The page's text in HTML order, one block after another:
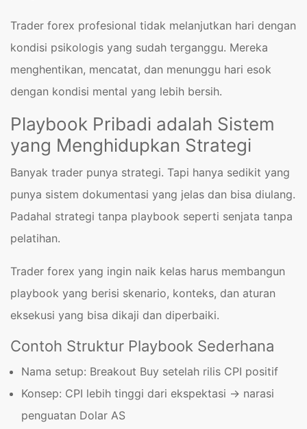
Trader forex profesional tidak melanjutkan hari dengan
kondisi psikologis yang sudah terganggu. Mereka
menghentikan, mencatat, dan menunggu hari esok
dengan kondisi mental yang lebih bersih.
Playbook Pribadi adalah Sistem
yang Menghidupkan Strategi
Banyak trader punya strategi. Tapi hanya sedikit yang
punya sistem dokumentasi yang jelas dan bisa diulang.
Padahal strategi tanpa playbook seperti senjata tanpa
pelatihan.
Trader forex yang ingin naik kelas harus membangun
playbook yang berisi skenario, konteks, dan aturan
eksekusi yang bisa dikaji dan diperbaiki.
Contoh Struktur Playbook Sederhana
Nama setup: Breakout Buy setelah rilis CPI positif
Konsep: CPI lebih tinggi dari ekspektasi → narasi
penguatan Dolar AS